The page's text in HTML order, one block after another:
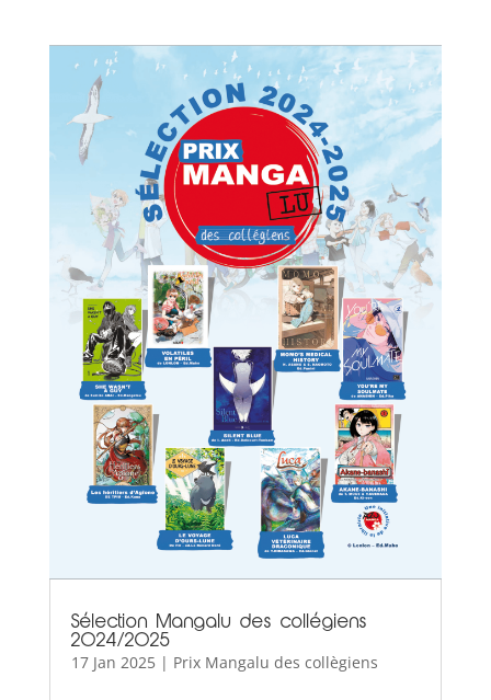
Sélection Mangalu des collégiens
2024/2025
17 Jan 2025| Prix Mangalu des collègiens